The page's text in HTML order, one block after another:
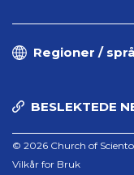
Regioner /
BESLEKTEDE
© 2026 Church of
Vilkår for Bruk